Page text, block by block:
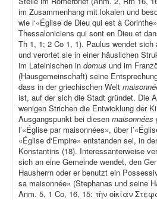
im Zusammenhang mit lokalen und
wie l‘«Église de Dieu qui est à
Thessaloniciens qui sont en Dieu et
Th 1, 1; 2 Co 1, 1). Paulus wendet sich
und verortet sie in einer häuslichen
im Lateinischen in domus und im
(Hausgemeinschaft) seine
dass in der griechischen Welt
ist, auf der sich die Stadt gründet. Die
wenigen Strichen die Entwicklung der
Ausgangspunkt bei diesen maisonnées
l’«Église par maisonnées», über
«Église d‘Empire» entstanden sei, in
Konstantins (18). Interessanterweise
sich an eine Gemeinde wendet, den
Hausherrn oder er benutzt ein
sa maisonnée» (Stephanas und seine
Anm. 5, 1 Co, 16, 15: τὴν οἰκίαν